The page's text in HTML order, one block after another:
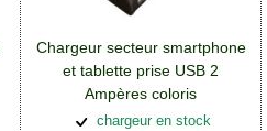
Chargeur secteur smartphone
et tablette prise USB 2
Ampères coloris
noir:Chargeurs Nokia 1
chargeur en stock